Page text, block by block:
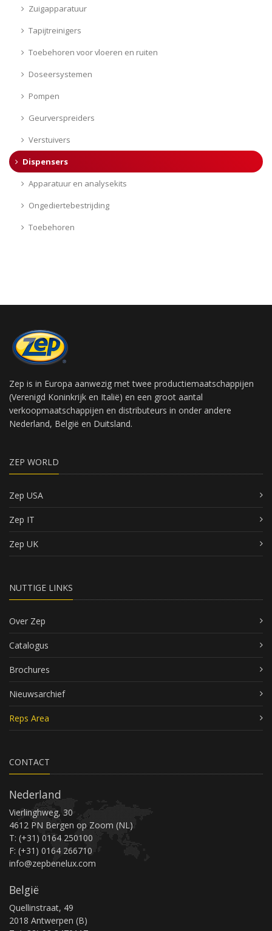
Zuigapparatuur
Tapijtreinigers
Toebehoren voor vloeren en ruiten
Doseersystemen
Pompen
Geurverspreiders
Verstuivers
Dispensers
Apparatuur en analysekits
Ongediertebestrijding
Toebehoren
Zep is in Europa aanwezig met twee productiemaatschappijen
(Verenigd Koninkrijk en Italië) en een groot aantal
verkoopmaatschappijen en distributeurs in onder andere
Nederland, België en Duitsland.
ZEP WORLD
Zep USA
Zep IT
Zep UK
NUTTIGE LINKS
Over Zep
Catalogus
Brochures
Nieuwsarchief
Reps Area
CONTACT
Nederland
Vierlinghweg, 30
4612 PN Bergen op Zoom (NL)
T: (+31) 0164 250100
F: (+31) 0164 266710
info@zepbenelux.com
België
Quellinstraat, 49
2018 Antwerpen (B)